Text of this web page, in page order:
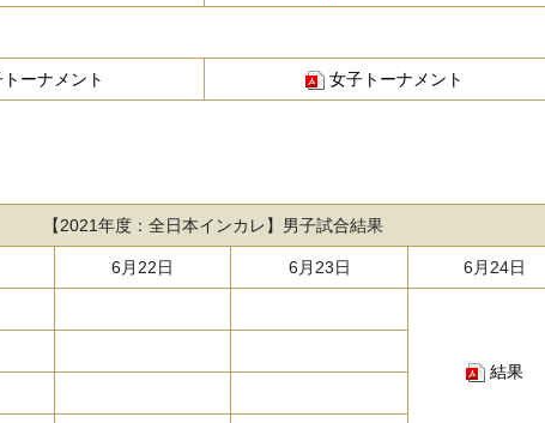
トーナメント
女子トーナメント
【2021年度：全日本インカレ】男子試合結果
6月22日 6月23日 6月24日
結果